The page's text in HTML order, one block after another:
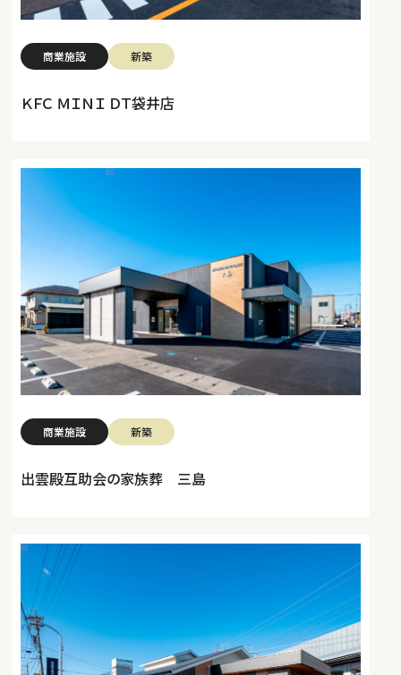
商業施設 新築
ＫＦＣ ＭＩＮＩ ＤＴ袋井店
商業施設 新築
出雲殿互助会の家族葬 三島